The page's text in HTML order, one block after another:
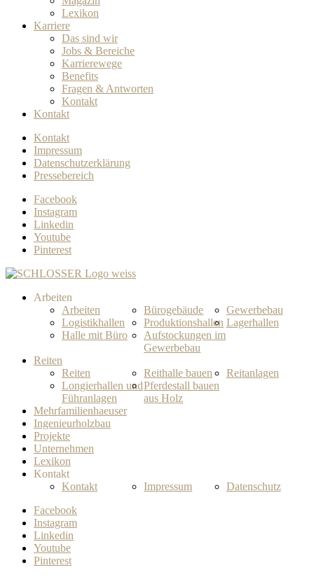
Lexikon
Karriere
Das sind wir
Jobs & Bereiche
Karrierewege
Benefits
Fragen & Antworten
Kontakt
Kontakt
Kontakt
Impressum
Datenschutzerklärung
Pressebereich
Facebook
Instagram
Linkedin
Youtube
Pinterest
Arbeiten
Arbeiten
Bürogebäude
Gewerbebau
Logistikhallen
Produktionshallen Lagerhallen
Halle mit Büro
Aufstockungen im
Gewerbebau
Reiten
Reiten
Reithalle bauen
Reitanlagen
Longierhallen und
Führanlagen
Pferdestall bauen
aus Holz
Mehrfamilienhaeuser
Ingenieurholzbau
Projekte
Unternehmen
Lexikon
Kontakt
Kontakt
Impressum
Datenschutz
Facebook
Instagram
Linkedin
Youtube
Pinterest